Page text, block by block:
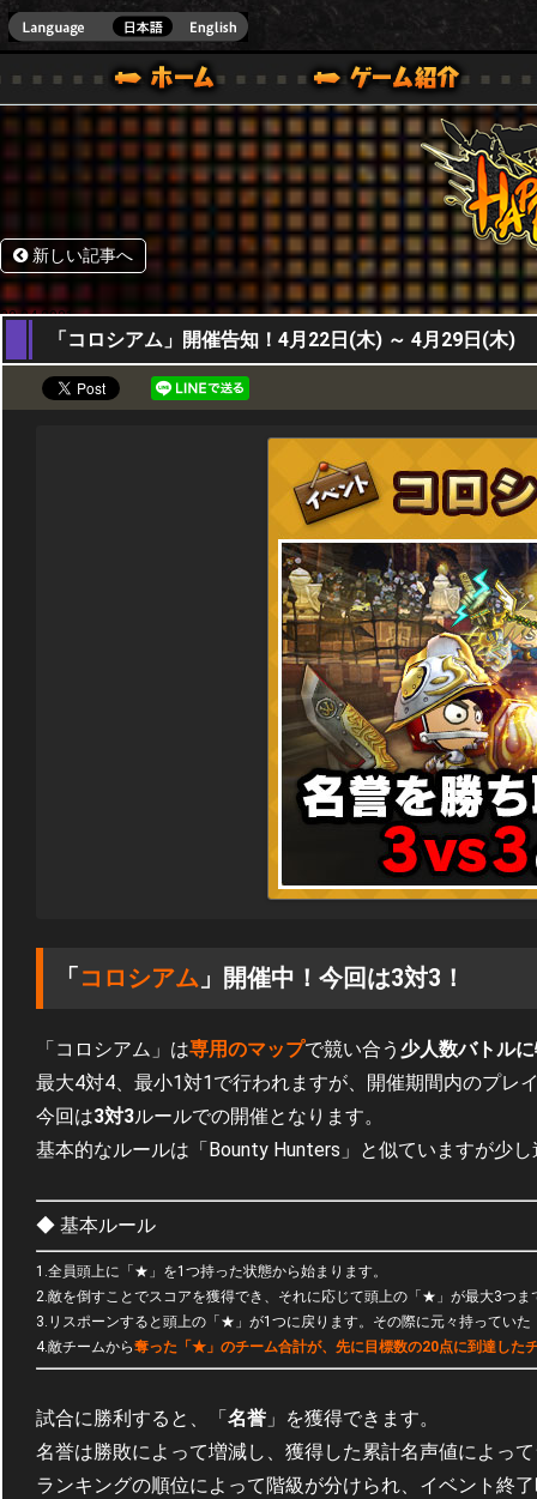
ONE VER.]
ガイド
ル｜HAPPY WARS(ハッピーウォーズ)公式サイト [ XBOX 360,XBOX ONE VER.]
サポート | HAPPY WARS(ハッピーウォーズ)公式サイ
新しい記事へ
22,04,2021
「コロシアム」開催告知！4月22日(木) ～ 4月29日(木)
「 コロシアム」開催中！今回は3対3！
「コロシアム」は専用のマップで競い合う 少人数バトル
最大4対4、最小1対1で行われますが、開催期間内のプレ
今回は3対3ルールでの開催となります。
基本的なルールは「Bounty Hunters」と似ていますが少
◆ 基本ルール
1.全員頭上に「★」を1つ持った状態から始まります。
2.敵を倒すことでスコアを獲得でき、それに応じて頭上の「★」が最大3つま
3.リスポーンすると頭上の「★」が1つに戻ります。その際に元々持ってい
4.敵チームから奪った「★」のチーム合計が、先に目標数の20点に到達した
試合に勝利すると、「 名誉 」を獲得できます。
名誉は勝敗によって増減し、獲得した累計名声値によっ
ランキングの順位によって階級が分けられ、イベント終